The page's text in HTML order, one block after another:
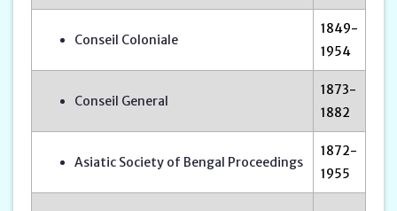
Conseil Coloniale
1849-
1954
Conseil General
1873-
1882
Asiatic Society of Bengal Proceedings
1872-
1955